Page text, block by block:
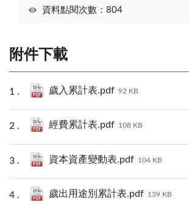
資料點閱次數：804
附件下載
歲入累計表.pdf 92 KB
經費累計表.pdf 108 KB
資本資產變動表.pdf 104 KB
歲出用途別累計表.pdf 139 KB